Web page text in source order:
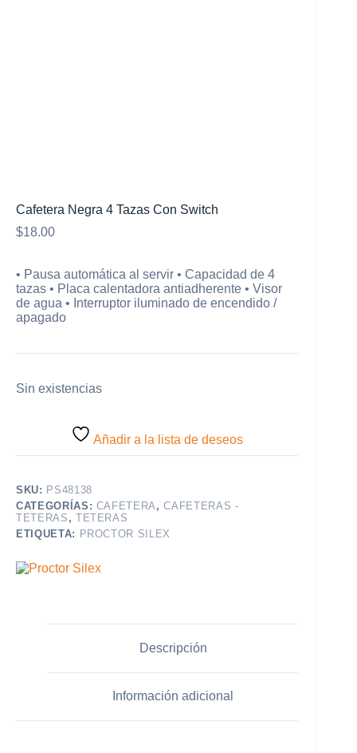
Cafetera Negra 4 Tazas Con Switch
$18.00
• Pausa automática al servir • Capacidad de 4
tazas • Placa calentadora antiadherente • Visor
de agua • Interruptor iluminado de encendido /
apagado
Sin existencias
Añadir a la lista de deseos
SKU: PS48138
CATEGORÍAS: CAFETERA,CAFETERAS -
TETERAS , TETERAS
ETIQUETA: PROCTOR SILEX
Descripción
Información adicional